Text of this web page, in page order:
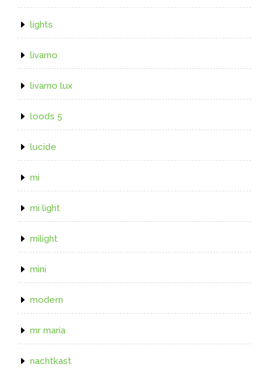
lights
livarno
livarno lux
loods 5
lucide
mi
mi light
milight
mini
modern
mr maria
nachtkast